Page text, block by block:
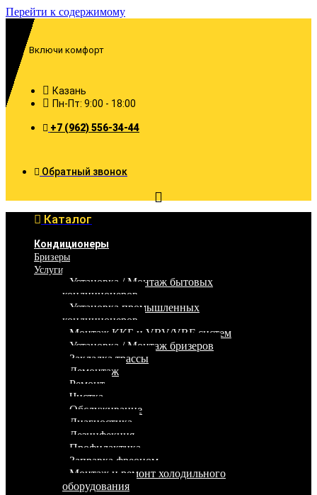
Перейти к содержимому
Включи комфорт
Казань
Пн-Пт: 9:00 - 18:00
+7 (962) 556-34-44
Обратный звонок
Каталог
Кондиционеры
Бризеры
Услуги
Установка / Монтаж бытовых
кондиционеров
Установка промышленных
кондиционеров
Монтаж ККБ и VRV/VRF систем
Установка / Монтаж бризеров
Закладка трассы
Демонтаж
Ремонт
Чистка
Обслуживание
Диагностика
Дезинфекция
Профилактика
Заправка фреоном
Монтаж и ремонт холодильного
оборудования